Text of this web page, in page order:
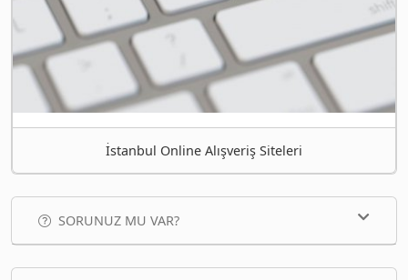
İstanbul Online Alışveriş Siteleri
SORUNUZ MU VAR?